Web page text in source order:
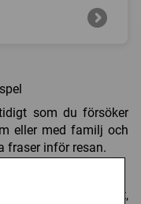
som du försöker
eller med familj och
fraser inför resan.
miljöer, hotellet,